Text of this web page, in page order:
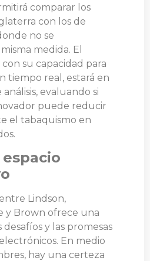
comparar los
con los de
no se
medida. El
su capacidad para
tiempo real, estará en
evaluando si
puede reducir
el tabaquismo en
Lindson,
y Brown ofrece una
desafíos y las promesas
En medio
hay una certeza